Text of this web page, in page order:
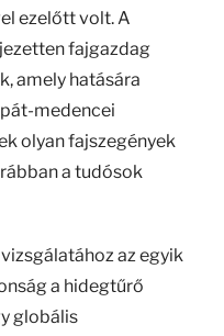
ezelőtt volt. A
fajgazdag
amely hatására
medencei
olyan fajszegények
a tudósok
az egyik
a hidegtűrő
globális